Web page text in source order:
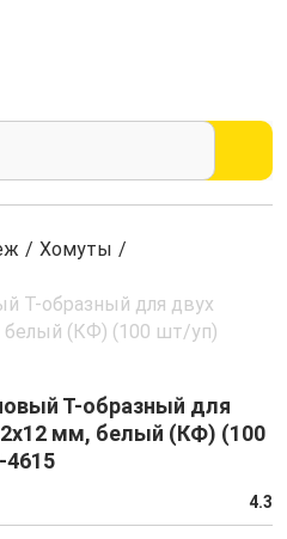
/ Хомуты /
Т-образный для двух
белый (КФ) (100 шт/уп)
Т-образный для
2х12 мм, белый (КФ) (100
4615
4.3